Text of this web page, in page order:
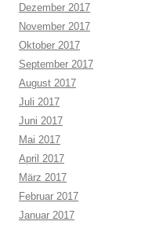
Dezember 2017
November 2017
Oktober 2017
September 2017
August 2017
Juli 2017
Juni 2017
Mai 2017
April 2017
März 2017
Februar 2017
Januar 2017